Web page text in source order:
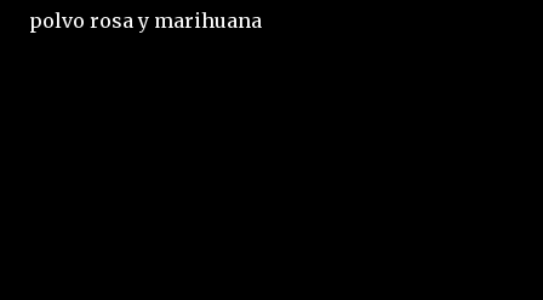
polvo rosa y marihuana